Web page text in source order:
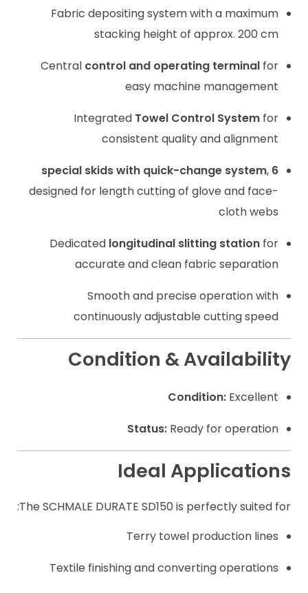
Fabric depositing system with a maximum
stacking height of approx. 200 cm
Central control and operating terminal for
easy machine management
Integrated Towel Control System for
consistent quality and alignment
6 special skids with quick-change system
,
designed for length cutting of glove and face-
cloth webs
Dedicated longitudinal slitting station for
accurate and clean fabric separation
Smooth and precise operation with
continuously adjustable cutting speed
Condition & Availability
Condition: Excellent
Status: Ready for operation
Ideal Applications
The SCHMALE DURATE SD150 is perfectly suited for:
Terry towel production lines
Textile finishing and converting operations